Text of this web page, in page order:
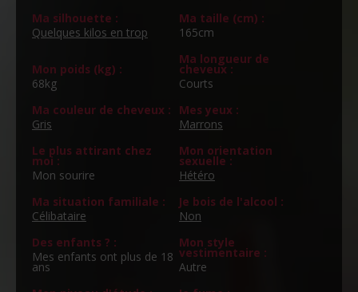
Ma silhouette :
Quelques kilos en trop
Ma taille (cm) :
165cm
Mon poids (kg) :
68kg
Ma longueur de
cheveux :
Courts
Ma couleur de cheveux :
Gris
Mes yeux :
Marrons
Le plus attirant chez
moi :
Mon sourire
Mon orientation
sexuelle :
Hétéro
Ma situation familiale :
Célibataire
Je bois de l'alcool :
Non
Des enfants ? :
Mes enfants ont plus de 18
ans
Mon style
vestimentaire :
Autre